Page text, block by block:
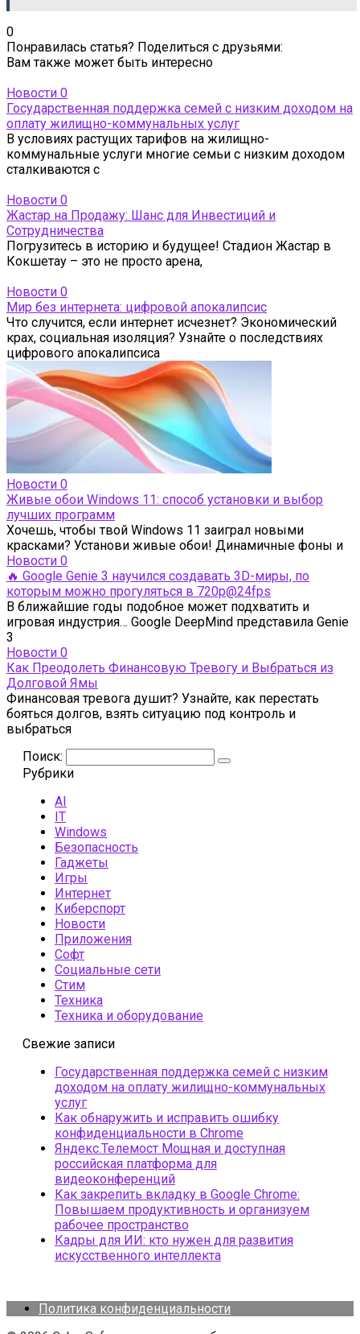
0
Понравилась статья? Поделиться с друзьями:
Вам также может быть интересно
Новости 0
Государственная поддержка семей с низким доходом на
оплату жилищно-коммунальных услуг
В условиях растущих тарифов на жилищно-
коммунальные услуги многие семьи с низким доходом
сталкиваются с
Новости 0
Жастар на Продажу: Шанс для Инвестиций и
Сотрудничества
Погрузитесь в историю и будущее! Стадион Жастар в
Кокшетау – это не просто арена,
Новости 0
Мир без интернета: цифровой апокалипсис
Что случится, если интернет исчезнет? Экономический
крах, социальная изоляция? Узнайте о последствиях
цифрового апокалипсиса
Новости 0
Живые обои Windows 11: способ установки и выбор
лучших программ
Хочешь, чтобы твой Windows 11 заиграл новыми
красками? Установи живые обои! Динамичные фоны и
Новости 0
🔥 Google Genie 3 научился создавать 3D-миры, по
которым можно прогуляться в 720p@24fps
В ближайшие годы подобное может подхватить и
игровая индустрия… Google DeepMind представила Genie
3
Новости 0
Как Преодолеть Финансовую Тревогу и Выбраться из
Долговой Ямы
Финансовая тревога душит? Узнайте, как перестать
бояться долгов, взять ситуацию под контроль и
выбраться
Поиск:
Рубрики
AI
IT
Windows
Безопасность
Гаджеты
Игры
Интернет
Киберспорт
Новости
Приложения
Софт
Социальные сети
Стим
Техника
Техника и оборудование
Свежие записи
Государственная поддержка семей с низким
доходом на оплату жилищно-коммунальных
услуг
Как обнаружить и исправить ошибку
конфиденциальности в Chrome
Яндекс.Телемост Мощная и доступная
российская платформа для
видеоконференций
Как закрепить вкладку в Google Chrome:
Повышаем продуктивность и организуем
рабочее пространство
Кадры для ИИ: кто нужен для развития
искусственного интеллекта
Политика конфиденциальности